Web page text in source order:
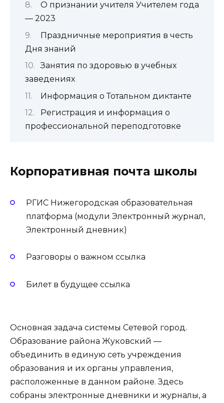
О признании учителя Учителем года
— 2023
Праздничные мероприятия в честь
Дня знаний
Занятия по здоровью в учебных
заведениях
Информация о Тотальном диктанте
Регистрация и информация о
профессиональной переподготовке
Корпоративная почта школы
РГИС Нижегородская образовательная
платформа (модули Электронный журнал,
Электронный дневник)
Разговоры о важном ссылка
Билет в будущее ссылка
Основная задача системы Сетевой город.
Образование района Жуковский —
объединить в единую сеть учреждения
образования и их органы управления,
расположенные в данном районе. Здесь
собраны электронные дневники и журналы, а